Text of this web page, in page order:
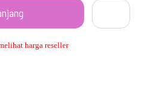
harga reseller